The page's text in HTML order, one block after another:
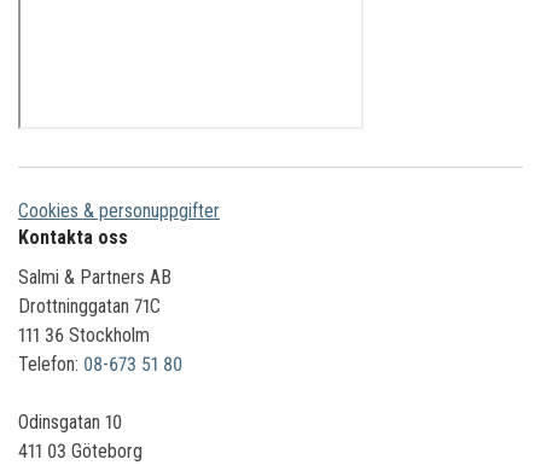
Cookies & personuppgifter
Kontakta oss
Salmi & Partners AB
Drottninggatan 71C
111 36 Stockholm
Telefon: 08-673 51 80
Odinsgatan 10
411 03 Göteborg